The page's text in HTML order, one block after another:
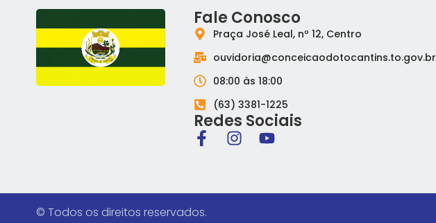
Fale Conosco
Praça José Leal, nº 12, Centro
ouvidoria@conceicaodotocantins.to.gov.br
08:00 às 18:00
(63) 3381-1225
Redes Sociais
© Todos os direitos reservados.